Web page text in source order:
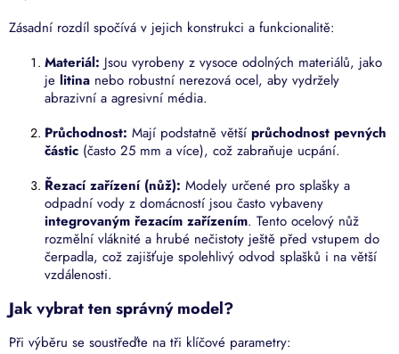
Zásadní rozdíl spočívá v jejich konstrukci a funkcionalitě:
Materiál: Jsou vyrobeny z vysoce odolných materiálů, jako
je litina nebo robustní nerezová ocel, aby vydržely
abrazivní a agresivní média.
Průchodnost: Mají podstatně větší průchodnost pevných
částic (často 25 mm a více), což zabraňuje ucpání.
Řezací zařízení (nůž): Modely určené pro splašky a
odpadní vody z domácností jsou často vybaveny
integrovaným řezacím zařízením. Tento ocelový nůž
rozmělní vláknité a hrubé nečistoty ještě před vstupem do
čerpadla, což zajišťuje spolehlivý odvod splašků i na větší
vzdálenosti.
Jak vybrat ten správný model?
Při výběru se soustřeďte na tři klíčové parametry: